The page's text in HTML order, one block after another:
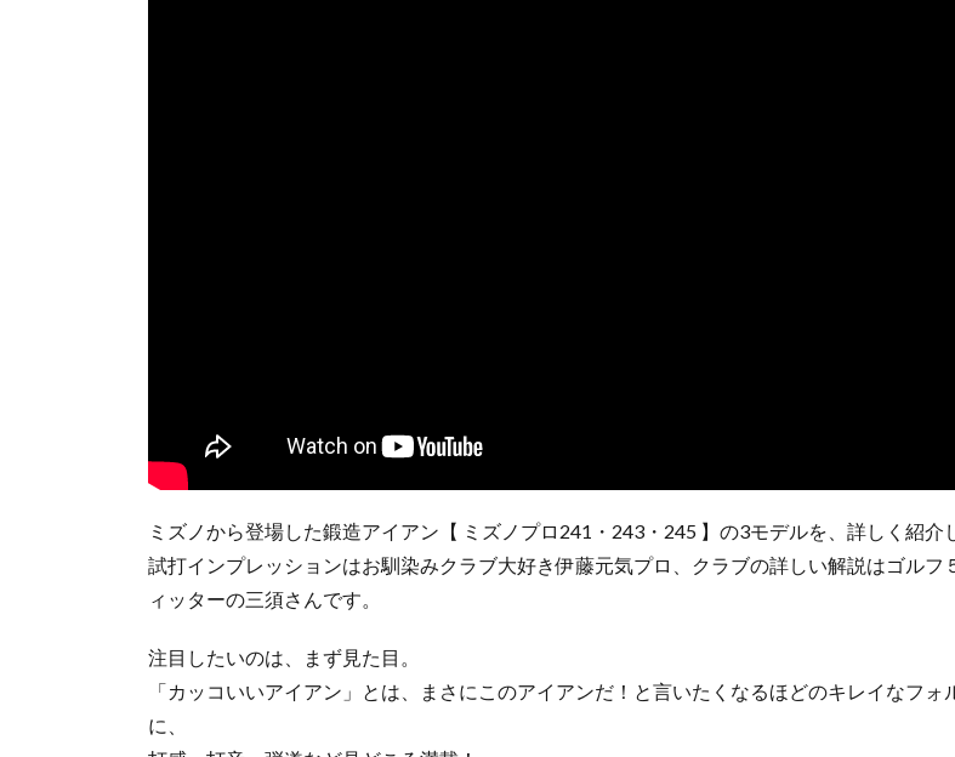
ミズノから登場した鍛造アイアン【 ミズノプロ241・243・245 】の3モデルを、詳しく紹介
試打インプレッションはお馴染みクラブ大好き伊藤元気プロ、クラブの詳しい解説はゴルフ
ィッターの三須さんです。
注目したいのは、まず見た目。
「カッコいいアイアン」とは、まさにこのアイアンだ！と言いたくなるほどのキレイなフォ
に、